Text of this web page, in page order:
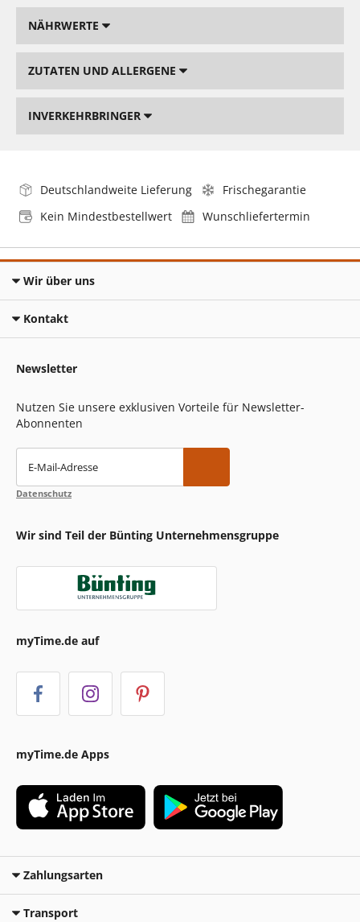
NÄHRWERTE
ZUTATEN UND ALLERGENE
INVERKEHRBRINGER
Deutschlandweite Lieferung
Frischegarantie
Kein Mindestbestellwert
Wunschliefertermin
Wir über uns
Kontakt
Newsletter
Nutzen Sie unsere exklusiven Vorteile für Newsletter-
Abonnenten
E-Mail-Adresse
Datenschutz
Wir sind Teil der Bünting Unternehmensgruppe
myTime.de auf
myTime.de Apps
Zahlungsarten
Transport